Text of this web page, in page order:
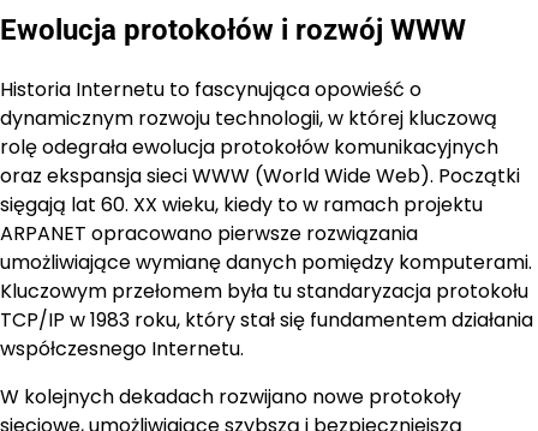
Ewolucja protokołów i rozwój WWW
Historia Internetu to fascynująca opowieść o
dynamicznym rozwoju technologii, w której kluczową
rolę odegrała ewolucja protokołów komunikacyjnych
oraz ekspansja sieci WWW (World Wide Web). Początki
sięgają lat 60. XX wieku, kiedy to w ramach projektu
ARPANET opracowano pierwsze rozwiązania
umożliwiające wymianę danych pomiędzy komputerami.
Kluczowym przełomem była tu standaryzacja protokołu
TCP/IP w 1983 roku, który stał się fundamentem działania
współczesnego Internetu.
W kolejnych dekadach rozwijano nowe protokoły